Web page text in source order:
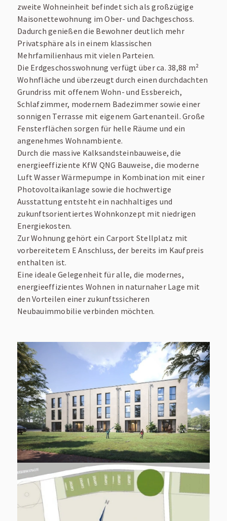
zweite Wohneinheit befindet sich als großzügige
Maisonettewohnung im Ober- und Dachgeschoss.
Dadurch genießen die Bewohner deutlich mehr
Privatsphäre als in einem klassischen
Mehrfamilienhaus mit vielen Parteien.
Die Erdgeschosswohnung verfügt über ca. 38,88 m²
Wohnfläche und überzeugt durch einen durchdachten
Grundriss mit offenem Wohn- und Essbereich,
Schlafzimmer, modernem Badezimmer sowie einer
sonnigen Terrasse mit eigenem Gartenanteil. Große
Fensterflächen sorgen für helle Räume und ein
angenehmes Wohnambiente.
Durch die massive Kalksandsteinbauweise, die
energieeffiziente KfW QNG Bauweise, die moderne
Luft Wasser Wärmepumpe in Kombination mit einer
Photovoltaikanlage sowie die hochwertige
Ausstattung entsteht ein nachhaltiges und
zukunftsorientiertes Wohnkonzept mit niedrigen
Energiekosten.
Zur Wohnung gehört ein Carport Stellplatz mit
vorbereitetem E Anschluss, der bereits im Kaufpreis
enthalten ist.
Eine ideale Gelegenheit für alle, die modernes,
energieeffizientes Wohnen in naturnaher Lage mit
den Vorteilen einer zukunftssicheren
Neubauimmobilie verbinden möchten.